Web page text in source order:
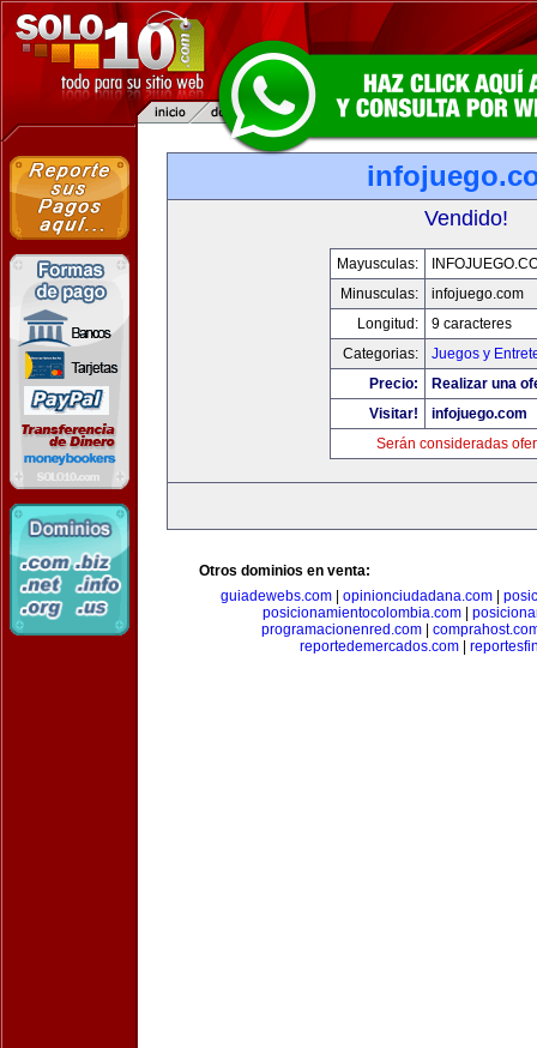
Vendido!
Mayusculas:
Minusculas:
infojuego.com
Longitud:
9 caracteres
Categorias:
Juegos y
Precio:
Realizar una
Visitar!
infojuego.com
Serán consideradas
Otros dominios en venta:
guiadewebs.com
opinionciudadana.com
posicionamientocolombia.com|
programacionenred.com
reportedemercados.com|